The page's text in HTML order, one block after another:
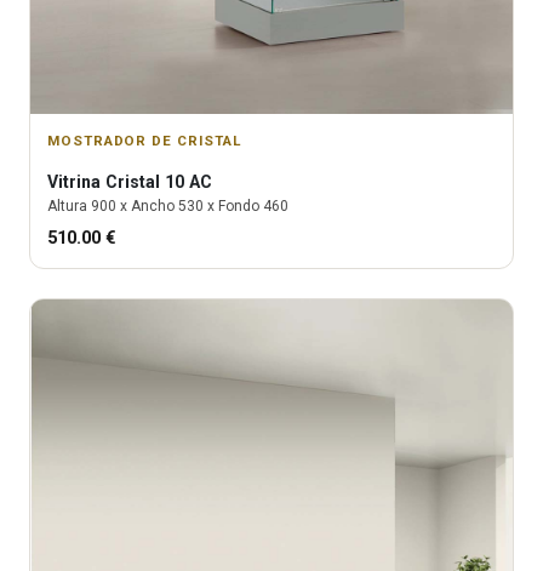
MOSTRADOR DE CRISTAL
Vitrina Cristal 10 AC
Altura 900 x Ancho 530 x Fondo 460
510.00 €